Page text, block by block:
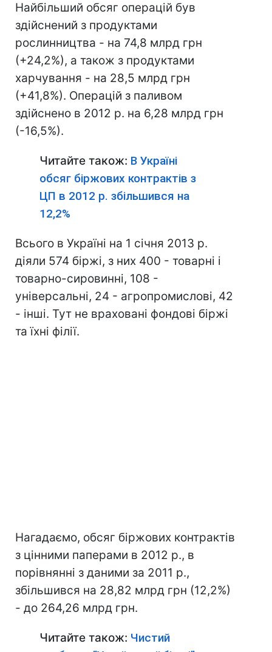
Найбільший обсяг операцій був
здійснений з продуктами
рослинництва - на 74,8 млрд грн
(+24,2%), а також з продуктами
харчування - на 28,5 млрд грн
(+41,8%). Операцій з паливом
здійснено в 2012 р. на 6,28 млрд грн
(-16,5%).
Читайте також: В Україні
обсяг біржових контрактів з
ЦП в 2012 р. збільшився на
12,2%
Всього в Україні на 1 січня 2013 р.
діяли 574 біржі, з них 400 - товарні і
товарно-сировинні, 108 -
універсальні, 24 - агропромислові, 42
- інші. Тут не враховані фондові біржі
та їхні філії.
Нагадаємо, обсяг біржових контрактів
з цінними паперами в 2012 р., в
порівнянні з даними за 2011 р.,
збільшився на 28,82 млрд грн (12,2%)
- до 264,26 млрд грн.
Читайте також: Чистий